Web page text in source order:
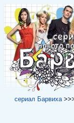
cериал Барвиха